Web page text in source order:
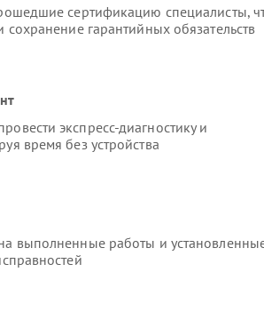
сертификацию специалисты,
гарантийных обязательств
экспресс-диагностику и
время без устройства
выполненные работы и